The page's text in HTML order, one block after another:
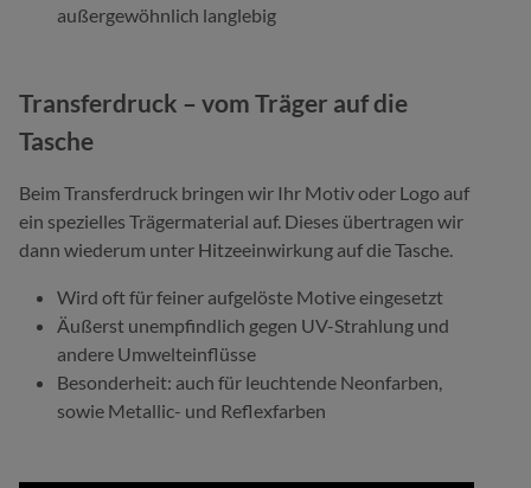
außergewöhnlich langlebig
Transferdruck – vom Träger auf die
Tasche
Beim Transferdruck bringen wir Ihr Motiv oder Logo auf
ein spezielles Trägermaterial auf. Dieses übertragen wir
dann wiederum unter Hitzeeinwirkung auf die Tasche.
Wird oft für feiner aufgelöste Motive eingesetzt
Äußerst unempfindlich gegen UV-Strahlung und
andere Umwelteinflüsse
Besonderheit: auch für leuchtende Neonfarben,
sowie Metallic- und Reflexfarben